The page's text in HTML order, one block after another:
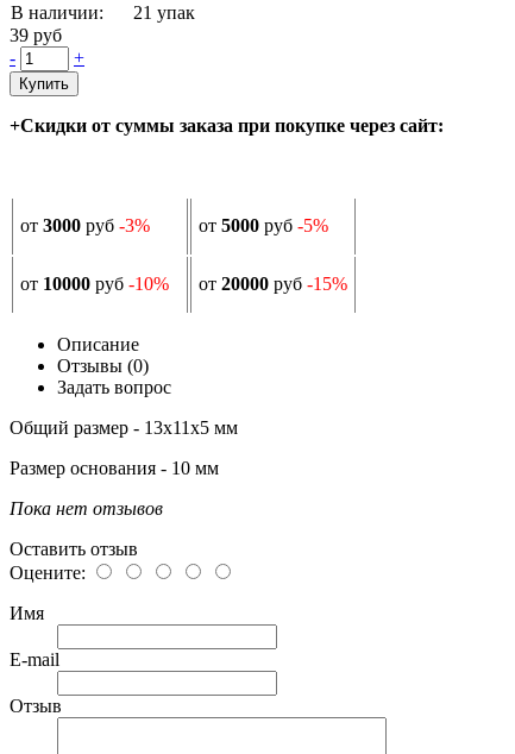
В наличии:
21 упак
39 руб
-
+
Купить
+Скидки от суммы заказа при покупке через сайт:
от 3000 руб -3% от 5000 руб -5%
от 10000 руб -10% от 20000 руб -15%
Описание
Отзывы (0)
Задать вопрос
Общий размер - 13х11х5 мм
Размер основания - 10 мм
Пока нет отзывов
Оставить отзыв
Оцените:
Имя
E-mail
Отзыв